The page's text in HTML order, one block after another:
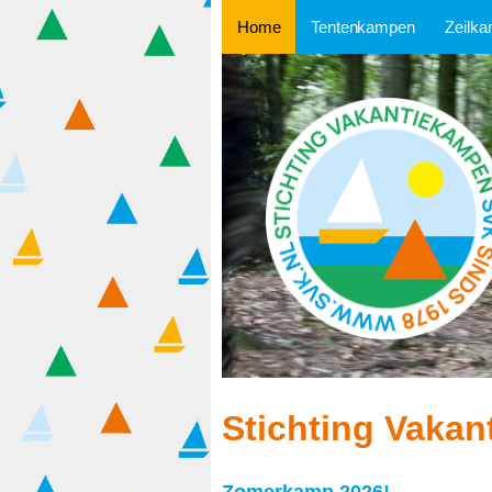
Home Tentenkampen
Tentenkamp 7-9
Tentenkamp 10-12
Tentenkamp 12-14
Tentenkamp 15-18
Stichting